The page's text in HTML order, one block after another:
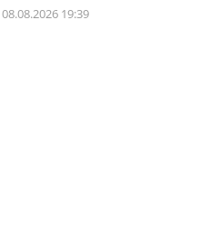
08.08.2026 19:39